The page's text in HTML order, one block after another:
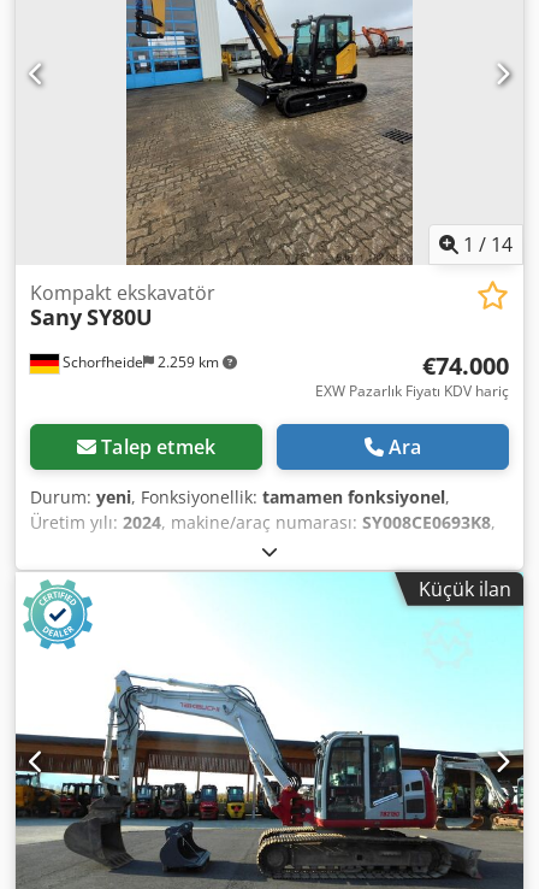
- ön ve arka askı - pnömatik çekiç için ek çıkış - geri görüş
kamerası - dört hidrolik yan destek -Joystick kontrolü Teknik
durum: kullanılmış, işlevsel Csdpfxshutkfj Ab Aorf
1 / 14
Schorfheide 2.259 km
Kompakt ekskavatör
SanySY80U
€74.000
EXW Pazarlık Fiyatı KDV hariç
Talep etmek Ara
Durum: yeni, Fonksiyonellik: tamamen fonksiyonel,
Üretim yılı: 2024, makine/araç numarası: SY008CE0693K8,
Yapım yılı: 2024 Motor gücü: 73 hp (53,7 kW) Çalışma
ağırlığı yaklaşık 8.800 kg Motor Yanmar, Stage V, yaklaşık 73
hp, 202 Nm, 3.319 cc Hidrolik yük algılama, maks. 185 l/dak
1. orantılı ek kontrol devresi GRL/Joystick üzerindeki çekiç 1
2. joystick 2'deki orantılı ek kontrol devresi tutucusu Aşırı
yük göstergeli çubuk ve bom için emniyet kaldırma valfleri
Hızlı bağlantı hidrolik devresi çift etkili Döner fren 2 sürüş
hızı Kolda silindir koruması Codpfsv Nix Aex Ab Aorf Kova
koparma kuvveti ISO 56 kN Sap yırtılma kuvveti ISO 38 kN
ROPS kabini Ayarlanabilir bom, kepçe çubuğu 2.050 mm
Dozer bıçağı Kauçuk paletler 450 mm Akü ana şalteri Sürüş
alarmı ve dönen işaret fişeği Motor acil durdurma anahtarı
Tavanda 2x LED farlar LED far 1x bomda 12V bağlantısı
Belge bölmesi Hoparlörlü radyo
Küçük ilan